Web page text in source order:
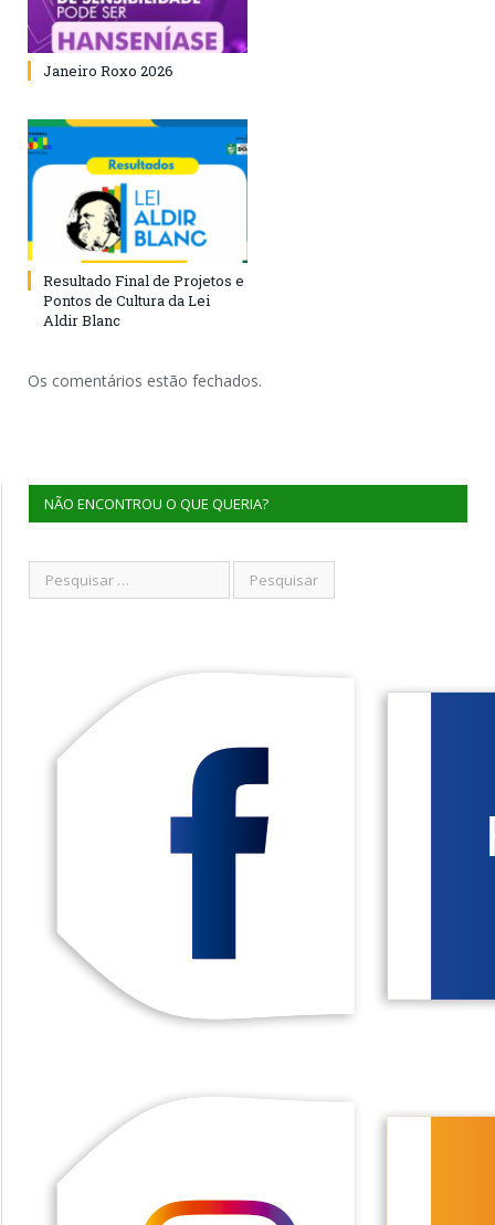
Janeiro Roxo 2026
Resultado Final de Projetos e
Pontos de Cultura da Lei
Aldir Blanc
Os comentários estão fechados.
NÃO ENCONTROU O QUE QUERIA?